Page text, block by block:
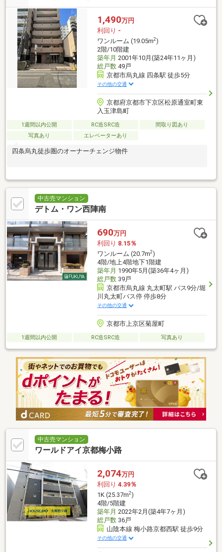
1,490万円
利回り -
ワンルーム (19.05m2)
2階/10階建
築年月 2001年10月(築24年11ヶ月)
総戸数49戸
京都市烏丸線 四条駅 徒歩5分
その他の交通
京都府京都市下京区松原通室町東
入玉津島町
1週間以内公開 RC造SRC造
間取り図あり
写真あり
エレベーターあり
四条烏丸徒歩圏のオーナーチェンジ物件
中古売マンション
デトム・ワン西陣南
690万円
利回り 8.15％
ワンルーム (20.7m2)
4階/地上4階地下1階建
築年月 1990年5月(築36年4ヶ月)
総戸数39戸
京都市烏丸線 丸太町駅 バス9分/堀
川丸太町バス停 停歩8分
その他の交通
京都市上京区菊屋町
1週間以内公開 RC造SRC造 写真あり
中古売マンション
ワールドアイ京都梅小路
2,074万円
利回り 4.39％
1K (25.37m2)
4階/5階建
築年月 2022年2月(築4年7ヶ月)
総戸数36戸
山陰本線 梅小路京都西駅 徒歩9分
その他の交通